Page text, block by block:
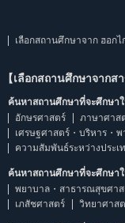
เลือกสถานศึกษาจาก ฮอก
【เลือกสถานศึกษาจากส
ค้นหาสถานศึกษาที่จะศึกษา
อักษรศาสตร์
ภาษาศาส
เศรษฐศาสตร์・บริหาร・
ความสัมพันธ์ระหว่างประเ
ค้นหาสถานศึกษาที่จะศึกษา
พยาบาล・สาธารณสุขศา
เภสัชศาสตร์
วิทยาศาส